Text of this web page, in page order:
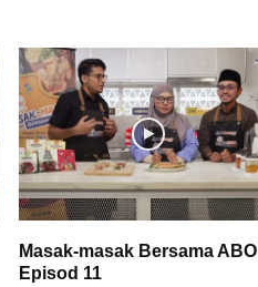
Masak-masak Bersama ABO
Episod 11